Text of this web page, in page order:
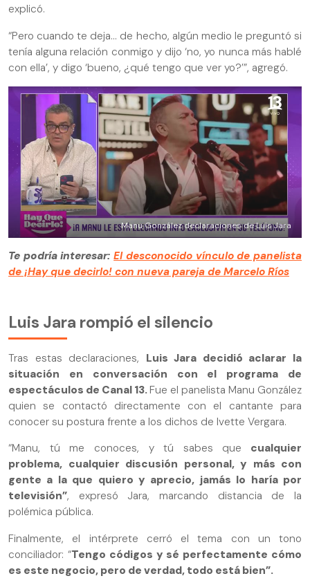
explicó.
“Pero cuando te deja… de hecho, algún medio le preguntó si
tenía alguna relación conmigo y dijo ‘no, yo nunca más hablé
con ella’, y digo ‘bueno, ¿qué tengo que ver yo?’”, agregó.
Manu González declaraciones de Luis Jara
Te podría interesar:El desconocido vínculo de panelista
de ¡Hay que decirlo! con nueva pareja de Marcelo Ríos
Luis Jara rompió el silencio
Tras estas declaraciones, Luis Jara decidió aclarar la
situación en conversación con el programa de
espectáculos de Canal 13. Fue el panelista Manu González
quien se contactó directamente con el cantante para
conocer su postura frente a los dichos de Ivette Vergara.
“Manu, tú me conoces, y tú sabes que cualquier
problema, cualquier discusión personal, y más con
gente a la que quiero y aprecio, jamás lo haría por
televisión”, expresó Jara, marcando distancia de la
polémica pública.
Finalmente, el intérprete cerró el tema con un tono
conciliador: “Tengo códigos y sé perfectamente cómo
es este negocio, pero de verdad, todo está bien”.